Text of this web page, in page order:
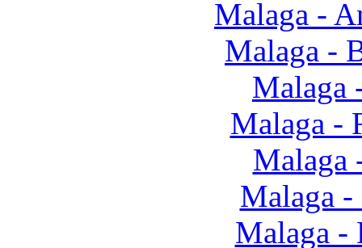
Malaga -
Malaga -
Malaga
Malaga -
Malaga
Malaga
Malaga -